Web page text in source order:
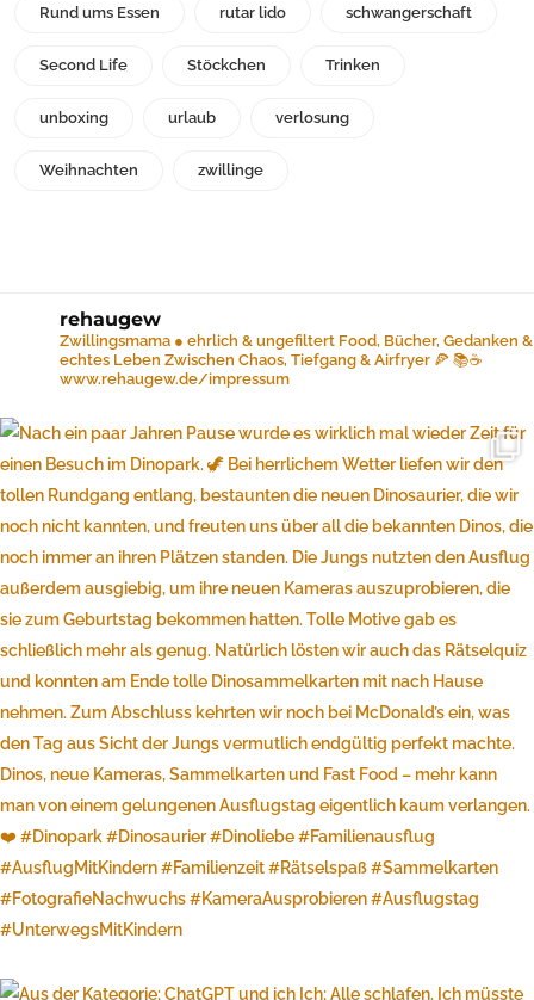
Rund ums Essen rutar lido schwangerschaft
Second Life Stöckchen Trinken
unboxing urlaub verlosung
Weihnachten zwillinge
rehaugew
Zwillingsmama ● ehrlich & ungefiltert Food, Bücher, Gedanken &
echtes Leben Zwischen Chaos, Tiefgang & Airfryer 🍕 📚☕️
www.rehaugew.de/impressum